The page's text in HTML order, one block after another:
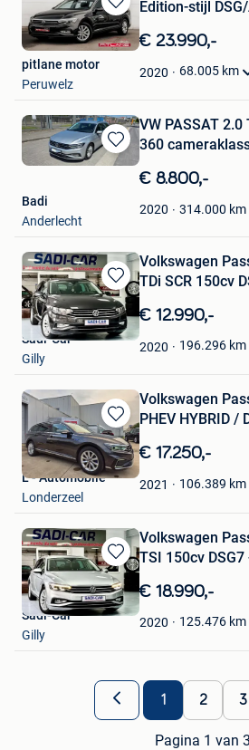
Bewaren
in
Mijn
Favorieten
Edition-stijl
€ 23.990,-
2020 68.005 km
pitlane motor
Peruwelz
Bewaren
Favorieten
VW PASSAT 2.0
360
€ 8.800,-
2020 314.000 km
Badi
Anderlecht
Bewaren
in
Mijn
Favorieten
Volkswagen
TDi SCR 150cv
€ 12.990,-
2020 196.296 km
Sadi-Car
Gilly
Bewaren
in
Mijn
Favorieten
Volkswagen
PHEV HYBRID /
€ 17.250,-
2021 106.389 km
L - Automobile
Londerzeel
Bewaren
in
Mijn
Favorieten
Volkswagen
TSI 150cv DSG7
€ 18.990,-
2020 125.476 km
Sadi-Car
Gilly
1 2 3
Pagina 1 van 3